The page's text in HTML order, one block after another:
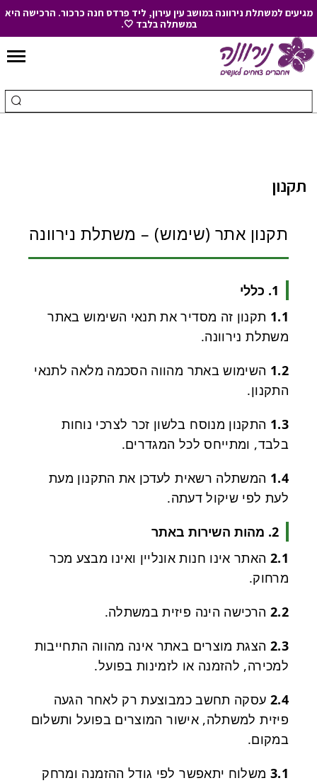
to
מגיעים למשתלת נירוונה במושב עין עירון, ליד פרדס חנה כרכור. הרכישה היא
במשתלה בלבד 🤍.
תקנון
תקנון אתר (שימוש) – משתלת נירוונה
1. כללי
1.1 תקנון זה מסדיר את תנאי השימוש באתר
משתלת נירוונה.
1.2 השימוש באתר מהווה הסכמה מלאה לתנאי
התקנון.
1.3 התקנון מנוסח בלשון זכר לצרכי נוחות
בלבד, ומתייחס לכל המגדרים.
1.4 המשתלה רשאית לעדכן את התקנון מעת
לעת לפי שיקול דעתה.
2. מהות השירות באתר
2.1 האתר אינו חנות אונליין ואינו מבצע מכר
מרחוק.
2.2 הרכישה הינה פיזית במשתלה.
2.3 הצגת מוצרים באתר אינה מהווה התחייבות
למכירה, להזמנה או לזמינות בפועל.
2.4 עסקה תחשב כמבוצעת רק לאחר הגעה
פיזית למשתלה, אישור המוצרים בפועל ותשלום
במקום.
3.1 משלוח יתאפשר לפי גודל ההזמנה ומרחק